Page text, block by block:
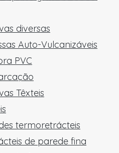
diversas
Auto-Vulcanizáveis
PVC
Têxteis
termoretrácteis
de parede fina